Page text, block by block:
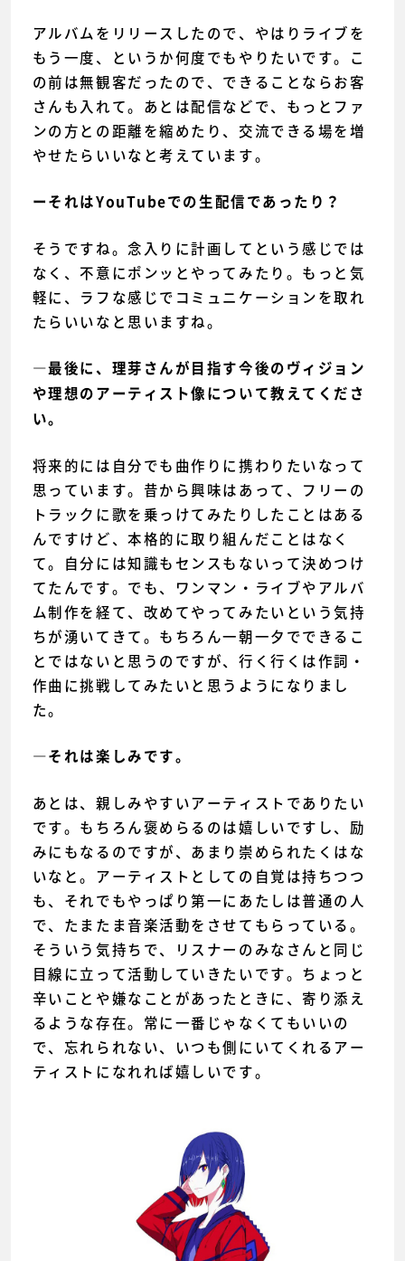
アルバムをリリースしたので、やはりライブを
もう一度、というか何度でもやりたいです。こ
の前は無観客だったので、できることならお客
さんも入れて。あとは配信などで、もっとファ
ンの方との距離を縮めたり、交流できる場を増
やせたらいいなと考えています。
ーそれはYouTubeでの生配信であったり？
そうですね。念入りに計画してという感じでは
なく、不意にポンッとやってみたり。もっと気
軽に、ラフな感じでコミュニケーションを取れ
たらいいなと思いますね。
―最後に、理芽さんが目指す今後のヴィジョン
や理想のアーティスト像について教えてくださ
い。
将来的には自分でも曲作りに携わりたいなって
思っています。昔から興味はあって、フリーの
トラックに歌を乗っけてみたりしたことはある
んですけど、本格的に取り組んだことはなく
て。自分には知識もセンスもないって決めつけ
てたんです。でも、ワンマン・ライブやアルバ
ム制作を経て、改めてやってみたいという気持
ちが湧いてきて。もちろん一朝一夕でできるこ
とではないと思うのですが、行く行くは作詞・
作曲に挑戦してみたいと思うようになりまし
た。
―それは楽しみです。
あとは、親しみやすいアーティストでありたい
です。もちろん褒めらるのは嬉しいですし、励
みにもなるのですが、あまり崇められたくはな
いなと。アーティストとしての自覚は持ちつつ
も、それでもやっぱり第一にあたしは普通の人
で、たまたま音楽活動をさせてもらっている。
そういう気持ちで、リスナーのみなさんと同じ
目線に立って活動していきたいです。ちょっと
辛いことや嫌なことがあったときに、寄り添え
るような存在。常に一番じゃなくてもいいの
で、忘れられない、いつも側にいてくれるアー
ティストになれれば嬉しいです。